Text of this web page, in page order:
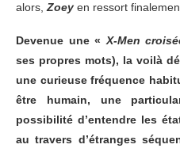
alors,Zoey en ressort
Devenue une «X-Men
ses propres mots), la voilà
une curieuse fréquence
être humain, une
possibilité d’entendre les
au travers d’étranges